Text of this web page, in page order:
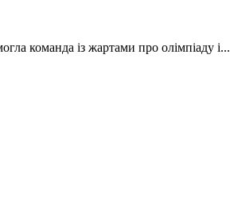
команда із жартами про олімпіаду і...